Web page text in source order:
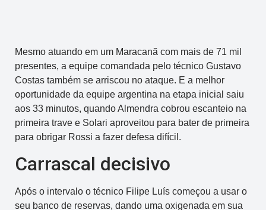
Mesmo atuando em um Maracanã com mais de 71 mil
presentes, a equipe comandada pelo técnico Gustavo
Costas também se arriscou no ataque. E a melhor
oportunidade da equipe argentina na etapa inicial saiu
aos 33 minutos, quando Almendra cobrou escanteio na
primeira trave e Solari aproveitou para bater de primeira
para obrigar Rossi a fazer defesa difícil.
Carrascal decisivo
Após o intervalo o técnico Filipe Luís começou a usar o
seu banco de reservas, dando uma oxigenada em sua